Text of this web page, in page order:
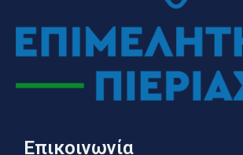
Επικοινωνία